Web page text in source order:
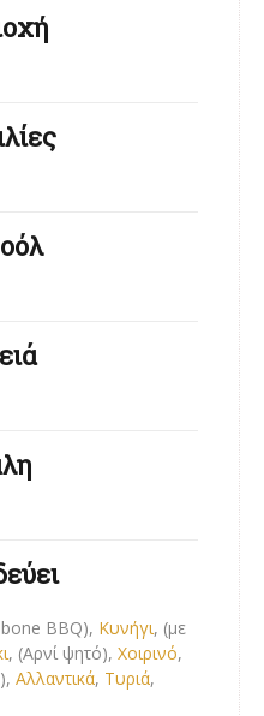
BBQ), Κυνήγι, (με
, (Αρνί ψητό), Χοιρινό,
Αλλαντικά, Τυριά,